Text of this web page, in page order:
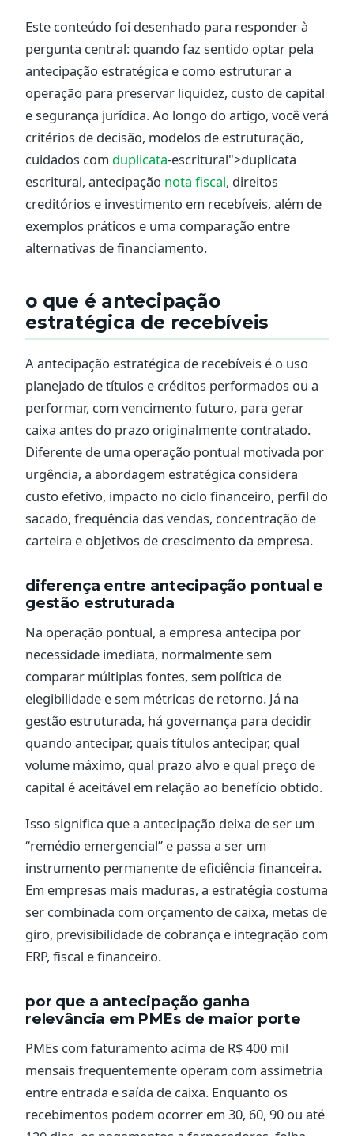
Este conteúdo foi desenhado para responder à
pergunta central: quando faz sentido optar pela
antecipação estratégica e como estruturar a
operação para preservar liquidez, custo de capital
e segurança jurídica. Ao longo do artigo, você verá
critérios de decisão, modelos de estruturação,
cuidados com duplicata-escritural">duplicata
escritural, antecipação nota fiscal, direitos
creditórios e investimento em recebíveis, além de
exemplos práticos e uma comparação entre
alternativas de financiamento.
o que é antecipação
estratégica de recebíveis
A antecipação estratégica de recebíveis é o uso
planejado de títulos e créditos performados ou a
performar, com vencimento futuro, para gerar
caixa antes do prazo originalmente contratado.
Diferente de uma operação pontual motivada por
urgência, a abordagem estratégica considera
custo efetivo, impacto no ciclo financeiro, perfil do
sacado, frequência das vendas, concentração de
carteira e objetivos de crescimento da empresa.
diferença entre antecipação pontual e
gestão estruturada
Na operação pontual, a empresa antecipa por
necessidade imediata, normalmente sem
comparar múltiplas fontes, sem política de
elegibilidade e sem métricas de retorno. Já na
gestão estruturada, há governança para decidir
quando antecipar, quais títulos antecipar, qual
volume máximo, qual prazo alvo e qual preço de
capital é aceitável em relação ao benefício obtido.
Isso significa que a antecipação deixa de ser um
“remédio emergencial” e passa a ser um
instrumento permanente de eficiência financeira.
Em empresas mais maduras, a estratégia costuma
ser combinada com orçamento de caixa, metas de
giro, previsibilidade de cobrança e integração com
ERP, fiscal e financeiro.
por que a antecipação ganha
relevância em PMEs de maior porte
PMEs com faturamento acima de R$ 400 mil
mensais frequentemente operam com assimetria
entre entrada e saída de caixa. Enquanto os
recebimentos podem ocorrer em 30, 60, 90 ou até